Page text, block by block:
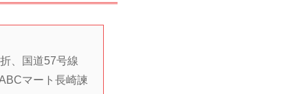
、国道57号線
マート長崎諫